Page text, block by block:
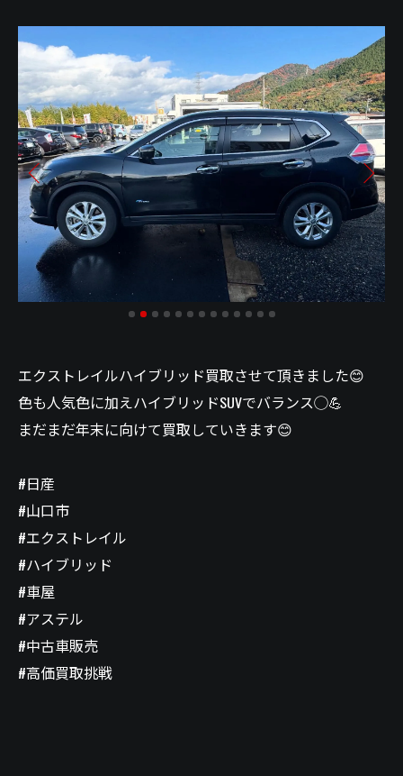
エクストレイルハイブリッド買取させて頂きました😊
色も人気色に加えハイブリッドSUVでバランス◯💪
まだまだ年末に向けて買取していきます😊
#日産
#山口市
#エクストレイル
#ハイブリッド
#車屋
#アステル
#中古車販売
#高価買取挑戦